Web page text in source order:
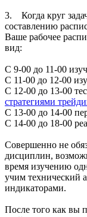
3. Когда круг
составлению
Ваше рабочее
вид:
С 9-00 до 11-00
С 11-00 до 12-00
С 12-00 до 13-00
стратегиями
С 13-00 до 14-00
С 14-00 до 18-00
Совершенно не
дисциплин,
время изучению
учим технический
индикаторами.
После того как вы